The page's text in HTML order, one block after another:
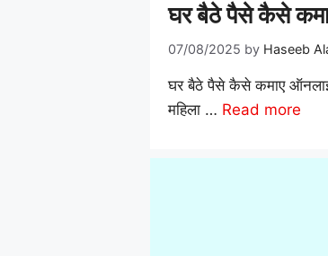
घर बैठे पैसे कैसे
07/08/2025 by Haseeb
घर बैठे पैसे कैसे कमाए
महिला … Read more